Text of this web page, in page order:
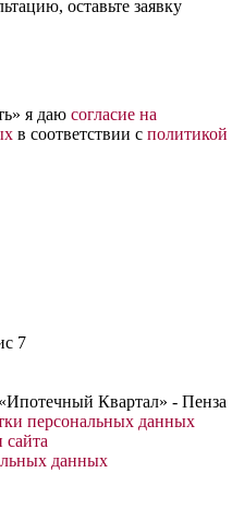
оставьте заявку
я даю согласие на
в соответствии с политикой
7
Квартал» - Пенза
персональных данных
данных